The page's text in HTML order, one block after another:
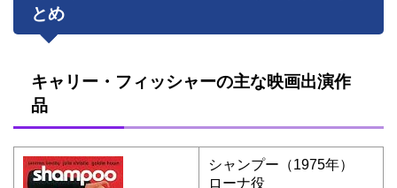
とめ​
キャリー・フィッシャーの主な映画出演作
品
シャンプー（1975年）
ローナ役